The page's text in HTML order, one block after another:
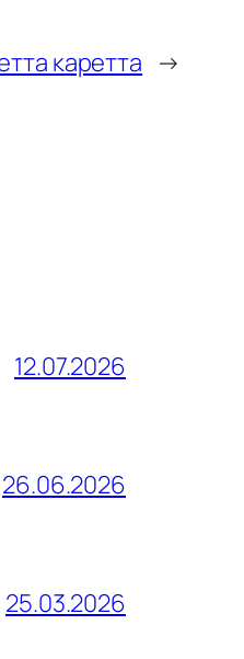
каретта →
12.07.2026
26.06.2026
25.03.2026